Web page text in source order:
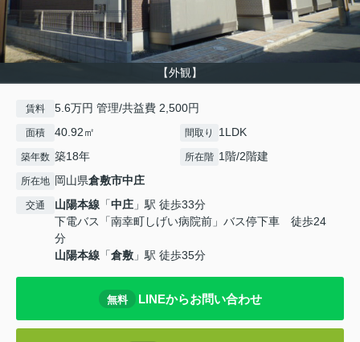
【外観】
賃料 5.6万円 管理/共益費 2,500円
面積 40.92㎡ 間取り 1LDK
築年数 築18年 所在階 1階/2階建
所在地 岡山県倉敷市中庄
交通 山陽本線 「中庄 」駅 徒歩33分
下電バス「南幸町しげい病院前」バス停下車 徒歩24
分
山陽本線 「倉敷 」駅 徒歩35分
無料 LINEからお問い合わせ